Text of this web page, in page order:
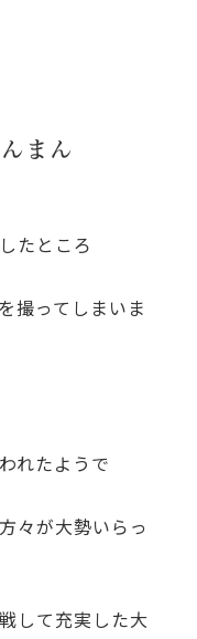
まん
たところ
撮ってしまいま
れたようで
々が大勢いらっ
して充実した大